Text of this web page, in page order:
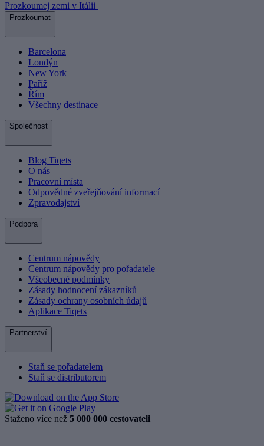
Prozkoumej zemi v Itálii
Prozkoumat
Barcelona
Londýn
New York
Paříž
Řím
Všechny destinace
Společnost
Blog Tiqets
O nás
Pracovní místa
Odpovědné zveřejňování informací
Zpravodajství
Podpora
Centrum nápovědy
Centrum nápovědy pro pořadatele
Všeobecné podmínky
Zásady hodnocení zákazníků
Zásady ochrany osobních údajů
Aplikace Tiqets
Partnerství
Staň se pořadatelem
Staň se distributorem
Staženo více než 5 000 000 cestovateli